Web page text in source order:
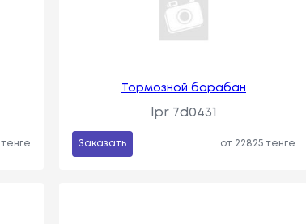
тенге
Тормозной барабан
lpr 7d0431
Заказать от 22825 тенге